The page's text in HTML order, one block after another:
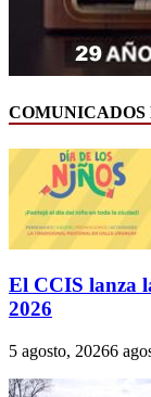
COMUNICADOS
El CCIS lanza
2026
5 agosto, 20266